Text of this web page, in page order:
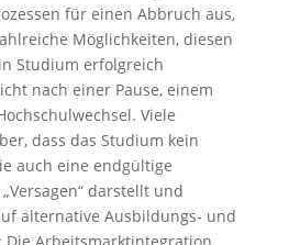
für einen Abbruch aus,
Möglichkeiten, diesen
Studium erfolgreich
nach einer Pause, einem
Viele
dass das Studium kein
auch eine endgültige
darstellt und
alternative Ausbildungs- und